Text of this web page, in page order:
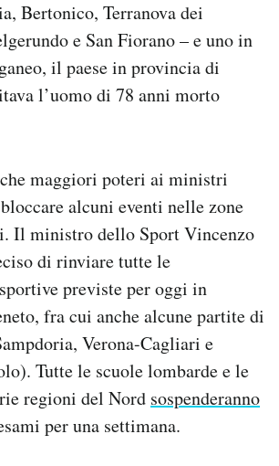
Bertonico, Terranova dei
e San Fiorano – e uno in
il paese in provincia di
l’uomo di 78 anni morto
maggiori poteri ai ministri
alcuni eventi nelle zone
Il ministro dello Sport Vincenzo
di rinviare tutte le
previste per oggi in
fra cui anche alcune partite di
Verona-Cagliari e
Tutte le scuole lombarde e le
regioni del Nord sospenderanno
per una settimana.